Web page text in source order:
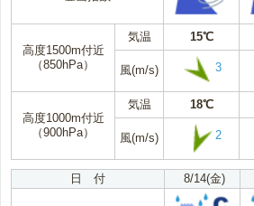
高度1500m付近
（850hPa）
気温 15℃
風(m/s) 3
高度1000m付近
（900hPa）
気温 18℃
風(m/s) 2
日 付 8/14(金)